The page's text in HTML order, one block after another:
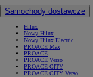
Samochody dostawcze
Hilux
Nowy Hilux
Nowy Hilux Electric
PROACE Max
PROACE
PROACE Verso
PROACE CITY
PROACE CITY Verso